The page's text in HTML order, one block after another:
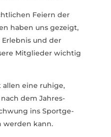
Feiern der
haben uns gezeigt,
Erlebnis und der
Mitglieder wichtig
allen eine ruhige,
dem Jahres­
ins Sport­ge­
werden kann.